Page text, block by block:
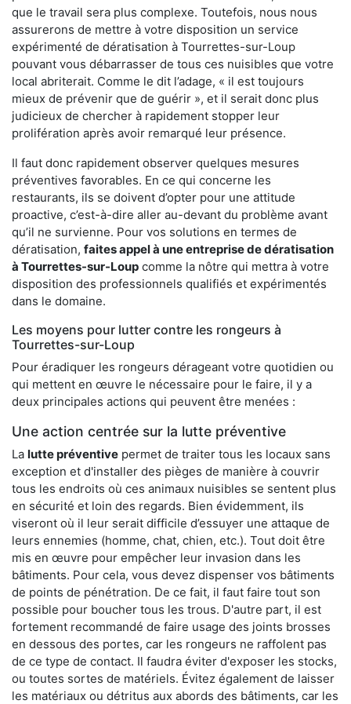
que le travail sera plus complexe. Toutefois, nous nous
assurerons de mettre à votre disposition un service
expérimenté de dératisation à Tourrettes-sur-Loup
pouvant vous débarrasser de tous ces nuisibles que votre
local abriterait. Comme le dit l’adage, « il est toujours
mieux de prévenir que de guérir », et il serait donc plus
judicieux de chercher à rapidement stopper leur
prolifération après avoir remarqué leur présence.
Il faut donc rapidement observer quelques mesures
préventives favorables. En ce qui concerne les
restaurants, ils se doivent d’opter pour une attitude
proactive, c’est-à-dire aller au-devant du problème avant
qu’il ne survienne. Pour vos solutions en termes de
dératisation, faites appel à une entreprise de dératisation
à Tourrettes-sur-Loup comme la nôtre qui mettra à votre
disposition des professionnels qualifiés et expérimentés
dans le domaine.
Les moyens pour lutter contre les rongeurs à
Tourrettes-sur-Loup
Pour éradiquer les rongeurs dérageant votre quotidien ou
qui mettent en œuvre le nécessaire pour le faire, il y a
deux principales actions qui peuvent être menées :
Une action centrée sur la lutte préventive
La lutte préventive permet de traiter tous les locaux sans
exception et d'installer des pièges de manière à couvrir
tous les endroits où ces animaux nuisibles se sentent plus
en sécurité et loin des regards. Bien évidemment, ils
viseront où il leur serait difficile d’essuyer une attaque de
leurs ennemies (homme, chat, chien, etc.). Tout doit être
mis en œuvre pour empêcher leur invasion dans les
bâtiments. Pour cela, vous devez dispenser vos bâtiments
de points de pénétration. De ce fait, il faut faire tout son
possible pour boucher tous les trous. D'autre part, il est
fortement recommandé de faire usage des joints brosses
en dessous des portes, car les rongeurs ne raffolent pas
de ce type de contact. Il faudra éviter d'exposer les stocks,
ou toutes sortes de matériels. Évitez également de laisser
les matériaux ou détritus aux abords des bâtiments, car les